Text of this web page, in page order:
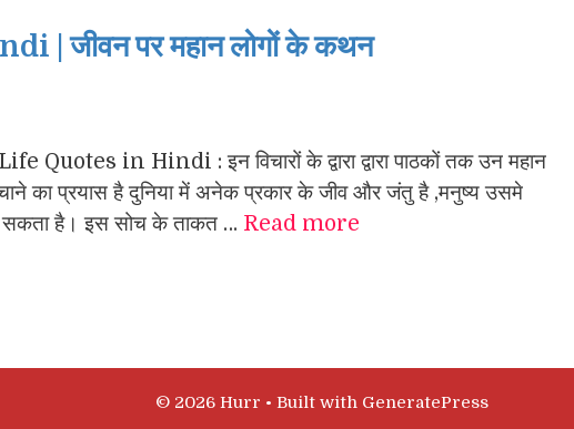
| जीवन पर महान लोगों के कथन
Quotes in Hindi : इन विचारों के द्वारा द्वारा पाठकों तक उन महान
का प्रयास है दुनिया में अनेक प्रकार के जीव और जंतु है ,मनुष्य उसमे
सकता है। इस सोच के ताकत … Read more
© 2026 Hurr • Built with GeneratePress